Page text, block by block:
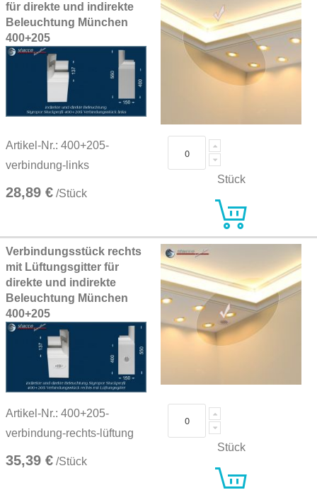
für direkte und indirekte
Beleuchtung München
400+205
Artikel-Nr.: 400+205-
verbindung-links
28,89 € /Stück
Stück
Verbindungsstück rechts
mit Lüftungsgitter für
direkte und indirekte
Beleuchtung München
400+205
Artikel-Nr.: 400+205-
verbindung-rechts-lüftung
35,39 € /Stück
Stück